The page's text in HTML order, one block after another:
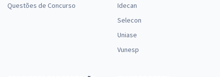
Questões de Concurso
Idecan
Selecon
Uniase
Vunesp